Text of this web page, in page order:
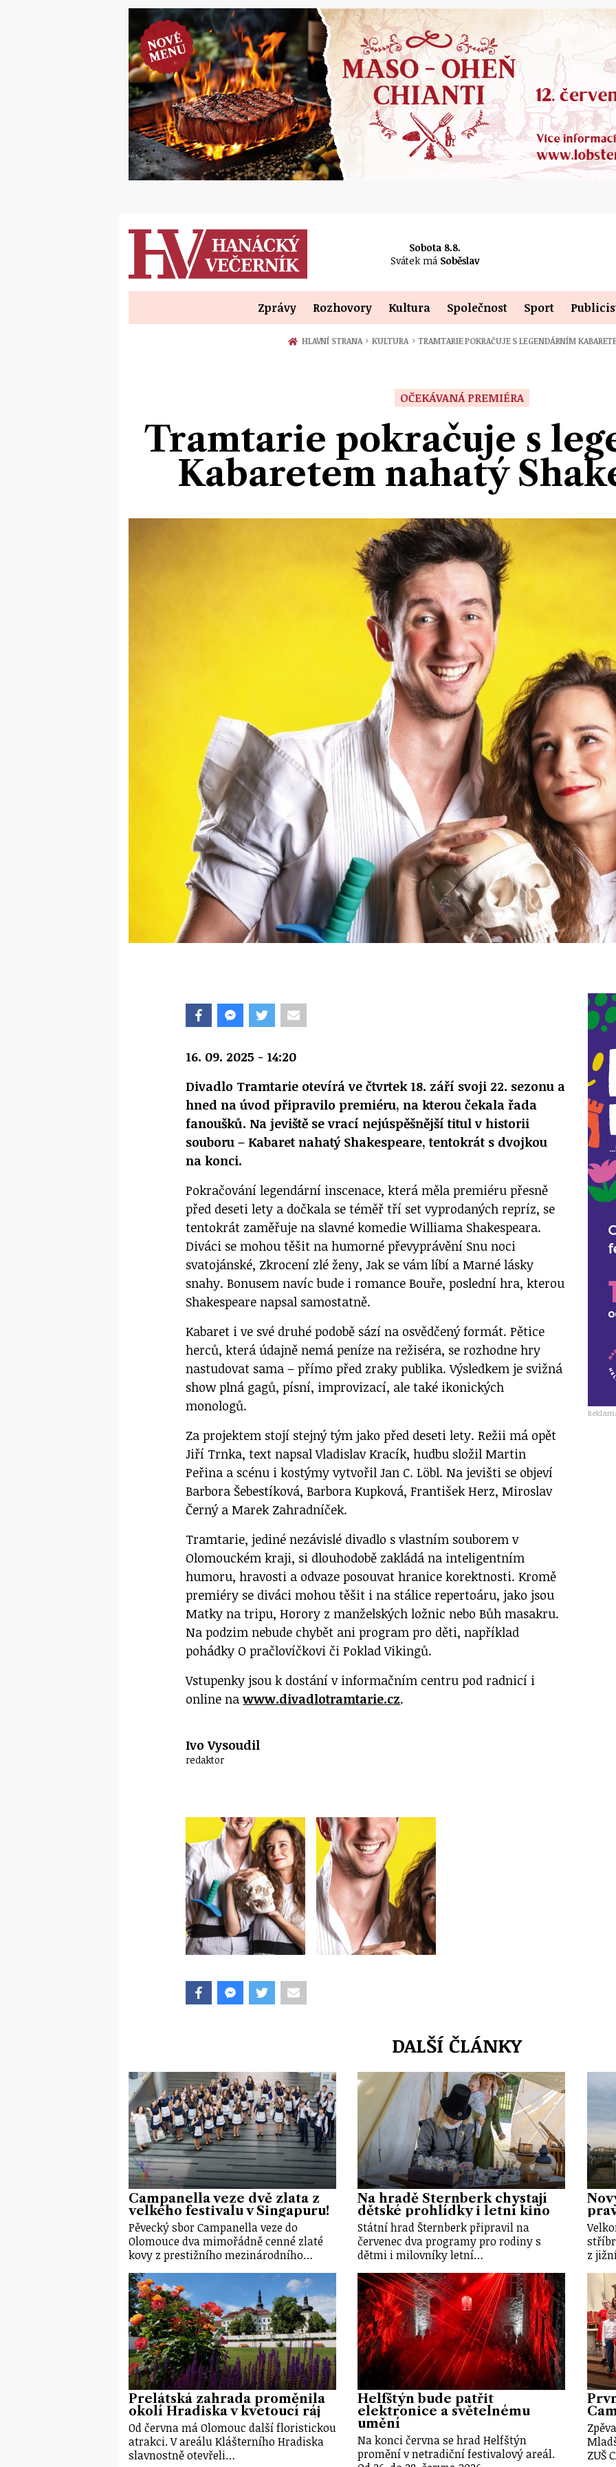
Sobota 8.8.
Svátek má Soběslav
Zprávy Rozhovory Kultura Společnost Sport
HLAVNÍ STRANA › KULTURA › TRAMTARIE POKRAČUJE S LEGENDÁRNÍM
OČEKÁVANÁ PREMIÉRA
Tramtarie pokračuje s
Kabaretem nahatý
16. 09. 2025 - 14:20
Divadlo Tramtarie otevírá ve čtvrtek 18. září svoji 22. sezonu a
hned na úvod připravilo premiéru, na kterou čekala řada
fanoušků. Na jeviště se vrací nejúspěšnější titul v historii
souboru – Kabaret nahatý Shakespeare, tentokrát s dvojkou
na konci.
Pokračování legendární inscenace, která měla premiéru přesně
před deseti lety a dočkala se téměř tří set vyprodaných repríz, se
tentokrát zaměřuje na slavné komedie Williama Shakespeara.
Diváci se mohou těšit na humorné převyprávění Snu noci
svatojánské, Zkrocení zlé ženy, Jak se vám líbí a Marné lásky
snahy. Bonusem navíc bude i romance Bouře, poslední hra, kterou
Shakespeare napsal samostatně.
Kabaret i ve své druhé podobě sází na osvědčený formát. Pětice
herců, která údajně nemá peníze na režiséra, se rozhodne hry
nastudovat sama – přímo před zraky publika. Výsledkem je svižná
show plná gagů, písní, improvizací, ale také ikonických
monologů.
Za projektem stojí stejný tým jako před deseti lety. Režii má opět
Jiří Trnka, text napsal Vladislav Kracík, hudbu složil Martin
Peřina a scénu i kostýmy vytvořil Jan C. Löbl. Na jevišti se objeví
Barbora Šebestíková, Barbora Kupková, František Herz, Miroslav
Černý a Marek Zahradníček.
Tramtarie, jediné nezávislé divadlo s vlastním souborem v
Olomouckém kraji, si dlouhodobě zakládá na inteligentním
humoru, hravosti a odvaze posouvat hranice korektnosti. Kromě
premiéry se diváci mohou těšit i na stálice repertoáru, jako jsou
Matky na tripu, Horory z manželských ložnic nebo Bůh masakru.
Na podzim nebude chybět ani program pro děti, například
pohádky O pračlovíčkovi či Poklad Vikingů.
Vstupenky jsou k dostání v informačním centru pod radnicí i
online nawww.divadlotramtarie.cz.
Ivo Vysoudil
redaktor
DALŠÍ ČLÁNKY
Campanella veze dvě zlata z
velkého festivalu v Singapuru!
Pěvecký sbor Campanella veze do
Olomouce dva mimořádně cenné zlaté
kovy z prestižního mezinárodního…
Na hradě Šternberk chystají
dětské prohlídky i letní kino
Státní hrad Šternberk připravil na
červenec dva programy pro rodiny s
dětmi i milovníky letní…
z
Prelátská zahrada proměnila
okolí Hradiska v kvetoucí ráj
Od června má Olomouc další floristickou
atrakci. V areálu Klášterního Hradiska
slavnostně otevřeli…
Helfštýn bude patřit
elektronice a světelnému
umění
Na konci června se hrad Helfštýn
promění v netradiční festivalový areál.
ZUŠ